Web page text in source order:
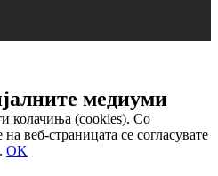
медиуми
колачиња (cookies). Со
веб-страницата се согласувате
OK